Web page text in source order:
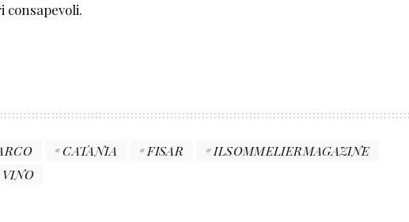
consapevoli.
CATANIA FISAR
ILSOMMELIERMAGAZINE
VINO